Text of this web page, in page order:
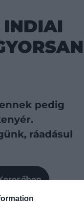
INDIAI
pedig
ráadásul